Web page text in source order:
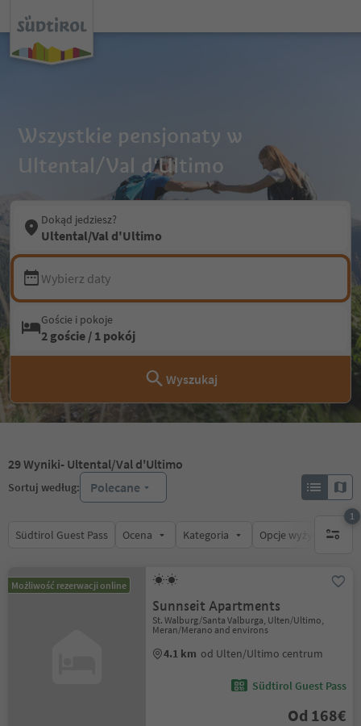
Wszystkie pensjonaty w
Ultental/Val d'Ultimo
Dokąd jedziesz?
Ultental/Val d'Ultimo
Wybierz daty
Goście i pokoje
2 goście / 1 pokój
Wyszukaj
29Wyniki- Ultental/Val d'Ultimo
Sortuj według: Polecane
Südtirol Guest Pass Ocena Kategoria Opcje wyżywienia
1
1
Możliwość rezerwacji online
Sunnseit Apartments
St. Walburg/Santa Valburga, Ulten/Ultimo,
Meran/Merano and environs
4.1 km od Ulten/Ultimo centrum
Südtirol Guest Pass
Od 168€